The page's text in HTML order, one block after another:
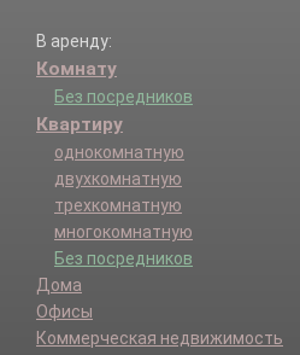
В аренду:
Комнату
Без посредников
Квартиру
однокомнатную
двухкомнатную
трехкомнатную
многокомнатную
Без посредников
Дома
Офисы
Коммерческая недвижимость